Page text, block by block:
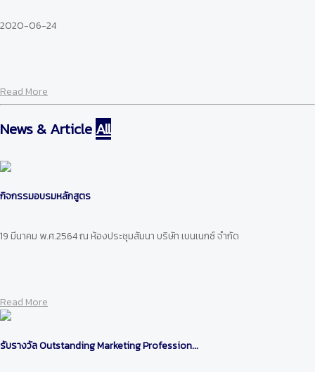
2020-06-24
Read More
News & ArticleAll
กิจกรรมอบรมหลักสูตร
19 มีนาคม พ.ศ.2564 ณ ห้องประชุมสัมนา บริษัท เบนเนกซ์ จำกัด
Read More
รับรางวัล Outstanding Marketing Profession...